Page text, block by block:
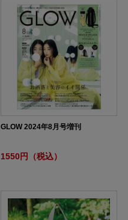
GLOW 2024年8月号増刊
1550円（税込）